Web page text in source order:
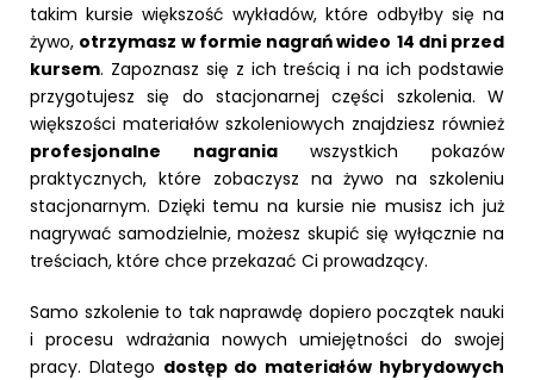
takim kursie większość wykładów, które odbyłby się na
żywo, otrzymasz w formie nagrań wideo 14 dni przed
kursem. Zapoznasz się z ich treścią i na ich podstawie
przygotujesz się do stacjonarnej części szkolenia. W
większości materiałów szkoleniowych znajdziesz również
profesjonalne nagrania wszystkich pokazów
praktycznych, które zobaczysz na żywo na szkoleniu
stacjonarnym. Dzięki temu na kursie nie musisz ich już
nagrywać samodzielnie, możesz skupić się wyłącznie na
treściach, które chce przekazać Ci prowadzący.
Samo szkolenie to tak naprawdę dopiero początek nauki
i procesu wdrażania nowych umiejętności do swojej
pracy. Dlatego dostęp do materiałów hybrydowych